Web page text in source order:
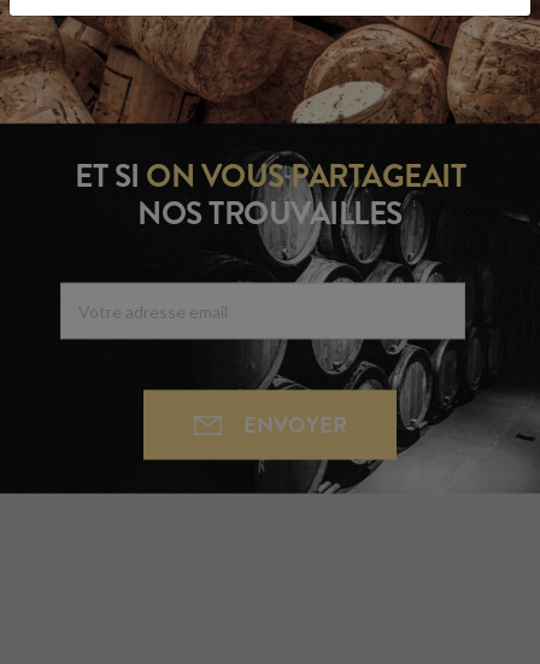
ET SI ON VOUSPARTAGEAIT
NOS TROUVAILLES
ENVOYER